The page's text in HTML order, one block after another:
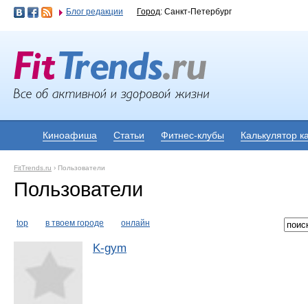
Блог редакции Город: Санкт-Петербург
Киноафиша Статьи Фитнес-клубы Калькулятор
FitTrends.ru › Пользователи
Пользователи
top в твоем городе онлайн
K-gym